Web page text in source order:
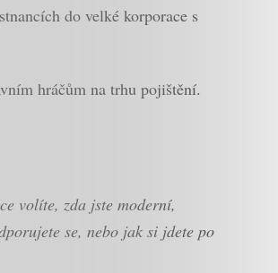
do velké korporace s
hráčům na trhu pojištění.
volíte, zda jste moderní,
se, nebo jak si jdete po